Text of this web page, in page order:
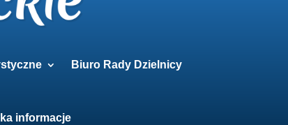
Biuro Rady Dzielnicy
informacje